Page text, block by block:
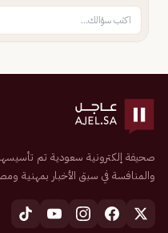
والمنافسة في سبق الأخبار بمهنية